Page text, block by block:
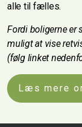
alle til fælles.
Fordi boligerne er
muligt at vise
(følg linket
Læs mere